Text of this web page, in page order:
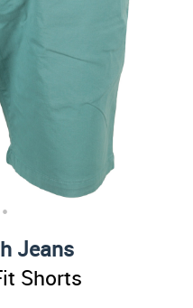
Jeans
Shorts